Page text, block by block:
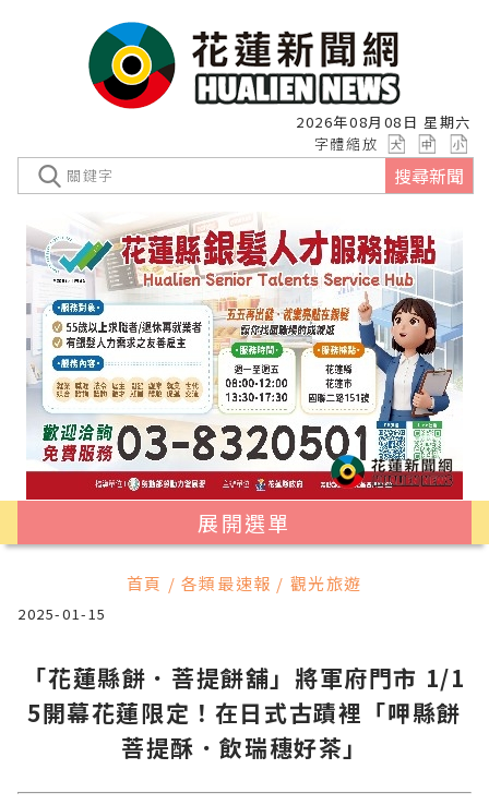
2026年08月08日 星期六
字體縮放
搜尋新聞
展開選單
首頁 / 各類最速報 / 觀光旅遊
2025-01-15
「花蓮縣餅．菩提餅舖」將軍府門市 1/1
5開幕花蓮限定！在日式古蹟裡「呷縣餅
菩提酥．飲瑞穗好茶」